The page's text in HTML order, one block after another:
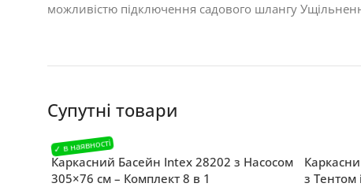
можливістю підключення садового шлангу
Супутні товари
Каркасний Басейн Intex 28202 з Насосом
305×76 см – Комплект 8 в 1
з Тентом